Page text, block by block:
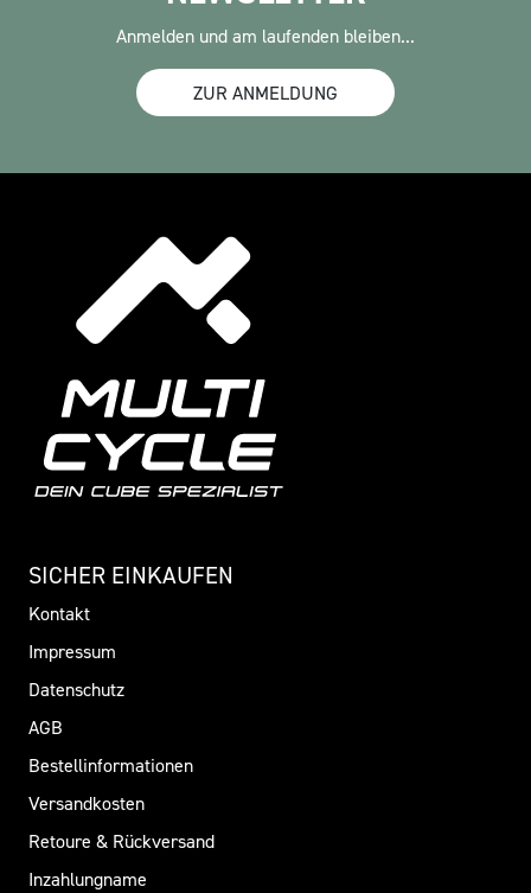
Anmelden und am laufenden bleiben...
ZUR ANMELDUNG
SICHER EINKAUFEN
Kontakt
Impressum
Datenschutz
AGB
Bestellinformationen
Versandkosten
Retoure & Rückversand
Inzahlungname